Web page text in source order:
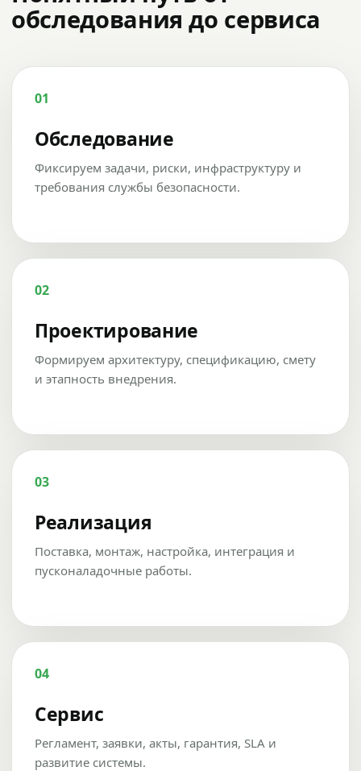
обследования до сервиса
01
Обследование
Фиксируем задачи, риски, инфраструктуру и
требования службы безопасности.
02
Проектирование
Формируем архитектуру, спецификацию, смету
и этапность внедрения.
03
Реализация
Поставка, монтаж, настройка, интеграция и
пусконаладочные работы.
04
Сервис
Регламент, заявки, акты, гарантия, SLA и
развитие системы.